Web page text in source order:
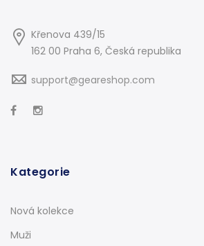
Křenova 439/15
162 00 Praha 6, Česká republika
support@geareshop.com
Kategorie
Nová kolekce
Muži